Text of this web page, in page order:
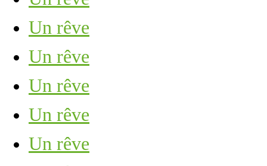
Un rêve
Un rêve
Un rêve
Un rêve
Un rêve